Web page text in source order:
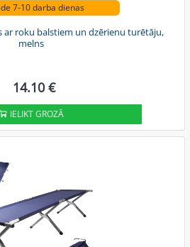
7-10 darba dienas
ar roku balstiem un dzērienu turētāju,
melns
14.10 €
IELIKT GROZĀ